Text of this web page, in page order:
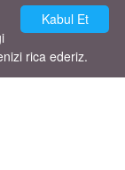
Kabul Et
rica ederiz.